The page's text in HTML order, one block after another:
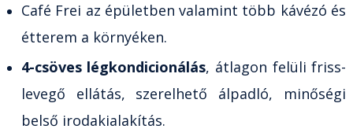
Café Frei az épületben valamint több kávézó és
étterem a környéken.
4-csöves légkondicionálás, átlagon felüli friss-
levegő ellátás, szerelhető álpadló, minőségi
belső irodakialakítás.